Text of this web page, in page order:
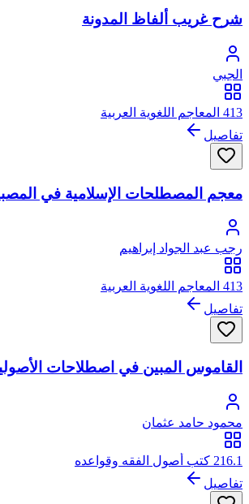
شرح غريب ألفاظ المدونة
الجبي
413 المعاجم اللغوية العربية
تفاصيل
معجم المصطلحات الإسلامية في
رجب عبد الجواد إبراهيم
413 المعاجم اللغوية العربية
تفاصيل
القاموس المبين في اصطلاحات
محمود حامد عثمان
216.1 كتب أصول الفقه وقواعده
تفاصيل